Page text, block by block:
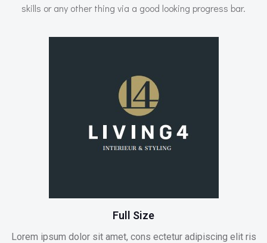
skills or any other thing via a good looking progress bar.
Full Size
Lorem ipsum dolor sit amet, cons ectetur adipiscing elit ris